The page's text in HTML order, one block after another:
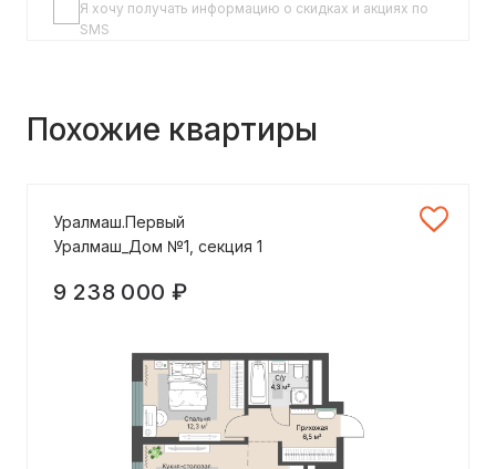
Я хочу получать информацию о скидках и акциях по
SMS
Похожие квартиры
Уралмаш.Первый
Уралмаш_Дом №1, секция 1
9 238 000 ₽